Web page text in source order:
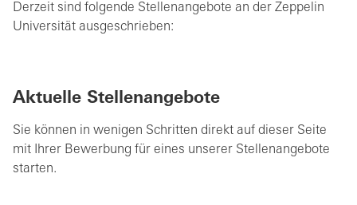
Derzeit sind folgende Stellenangebote an der Zeppelin
Universität ausgeschrieben:
Aktuelle Stellenangebote
Sie können in wenigen Schritten direkt auf dieser Seite
mit Ihrer Bewerbung für eines unserer Stellenangebote
starten.